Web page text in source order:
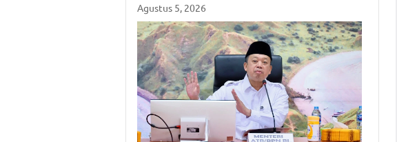
Agustus 5, 2026